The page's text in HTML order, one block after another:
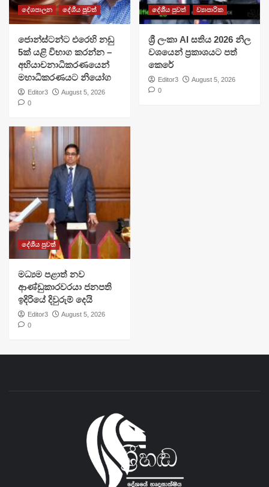
දේශපාලන දේශීය පුවත්
ජොන්ස්ටන්ට එරෙහි නඩු
5ක් යළි විභාග කරන්න –
අභියාචනාධිකරණයෙන්
මහාධිකරණයට නියෝග
Editor3
August 5, 2026
0
දේශීය පුවත් ව්‍යාපාරික
ශ්‍රී ලංකා AI සතිය 2026 නිල
වශයෙන් ප්‍රකාශයට පත්
කෙරේ
Editor3
August 5, 2026
0
දේශීය පුවත්
මධ්‍යම පළාත් නව
ආණ්ඩුකාරවරයා ජනපති
ඉදිරියේ දිවුරුම් දෙයි
Editor3
August 5, 2026
0